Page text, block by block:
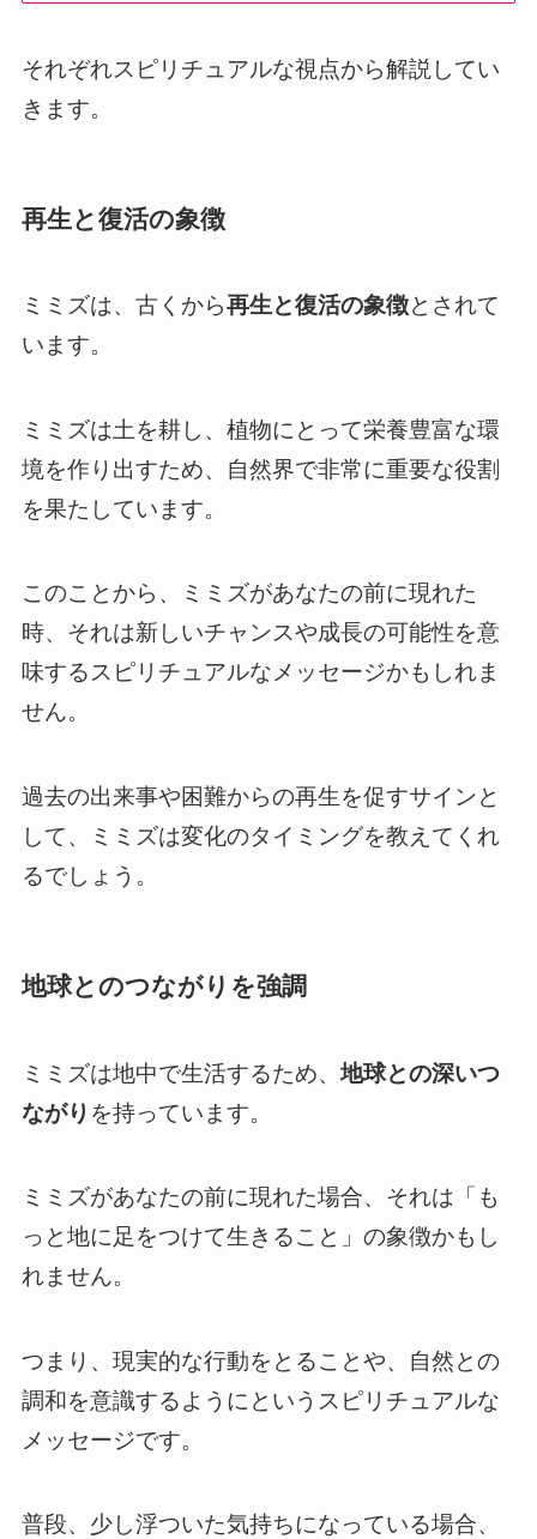
それぞれスピリチュアルな視点から解説してい
きます。
再生と復活の象徴
ミミズは、古くから再生と復活の象徴とされて
います。
ミミズは土を耕し、植物にとって栄養豊富な環
境を作り出すため、自然界で非常に重要な役割
を果たしています。
このことから、ミミズがあなたの前に現れた
時、それは新しいチャンスや成長の可能性を意
味するスピリチュアルなメッセージかもしれま
せん。
過去の出来事や困難からの再生を促すサインと
して、ミミズは変化のタイミングを教えてくれ
るでしょう。
地球とのつながりを強調
ミミズは地中で生活するため、地球との深いつ
ながり を持っています。
ミミズがあなたの前に現れた場合、それは「も
っと地に足をつけて生きること」の象徴かもし
れません。
つまり、現実的な行動をとることや、自然との
調和を意識するようにというスピリチュアルな
メッセージです。
普段、少し浮ついた気持ちになっている場合、